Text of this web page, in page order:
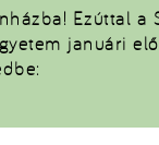
Ezúttal a
januári